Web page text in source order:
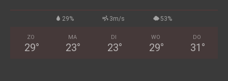
29% 3m/s 53%
ZO
29°
MA
23°
DI
23°
WO
29°
DO
31 °